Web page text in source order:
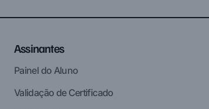
Assinantes
Painel do Aluno
Validação de Certificado